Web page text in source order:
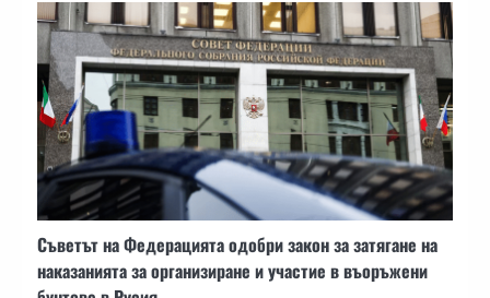
Съветът на Федерацията одобри закон за затягане на
наказанията за организиране и участие в въоръжени